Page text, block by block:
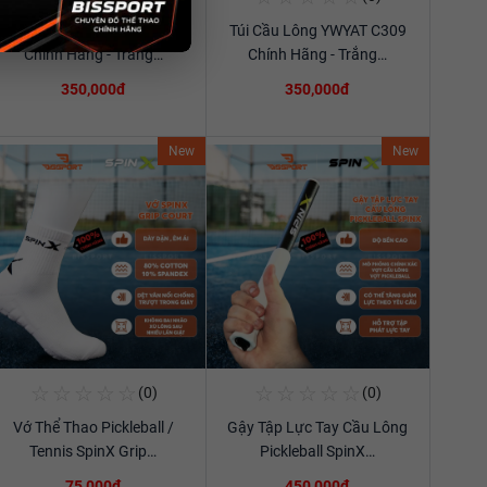
Xem chi tiết
Túi Cầu Lông YWYAT C309
Chính Hãng - Trắng…
350,000đ
Xem chi tiết
Túi Cầu Lông YWYAT C309
Chính Hãng - Trắng…
350,000đ
New
(0)
Vớ Thể Thao Pickleball /
Tennis SpinX Grip…
New
Xem chi tiết
(0)
Gậy Tập Lực Tay Cầu Lông
Pickleball SpinX…